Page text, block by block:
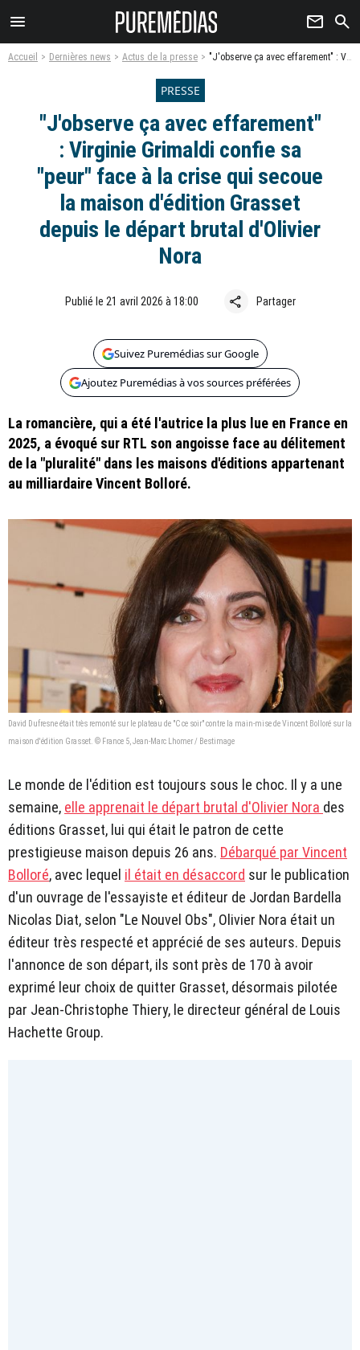
menu newsletter search
Accueil Dernières news Actus de la presse "J'observe ça avec effarement" : Virginie Grimaldi confie sa "peur" face à la crise qui secoue la maison d'édition Grasset depuis le départ brutal d'Olivier Nora
PRESSE
"J'observe ça avec effarement"
: Virginie Grimaldi confie sa
"peur" face à la crise qui secoue
la maison d'édition Grasset
depuis le départ brutal d'Olivier
Nora
Publié le 21 avril 2026 à 18:00 share Partager
Suivez Puremédias sur Google
Ajoutez Puremédias à vos sources préférées
La romancière, qui a été l'autrice la plus lue en France en
2025, a évoqué sur RTL son angoisse face au délitement
de la "pluralité" dans les maisons d'éditions appartenant
au milliardaire Vincent Bolloré.
David Dufresne était très remonté sur le plateau de "C ce soir" contre la main-mise de Vincent Bolloré sur la
maison d'édition Grasset. © France 5, Jean-Marc Lhomer / Bestimage
Le monde de l'édition est toujours sous le choc. Il y a une
semaine, elle apprenait le départ brutal d'Olivier Nora des
éditions Grasset, lui qui était le patron de cette
prestigieuse maison depuis 26 ans. Débarqué par Vincent
Bolloré, avec lequel il était en désaccord sur le publication
d'un ouvrage de l'essayiste et éditeur de Jordan Bardella
Nicolas Diat, selon "Le Nouvel Obs", Olivier Nora était un
éditeur très respecté et apprécié de ses auteurs. Depuis
l'annonce de son départ, ils sont près de 170 à avoir
exprimé leur choix de quitter Grasset, désormais pilotée
par Jean-Christophe Thiery, le directeur général de Louis
Hachette Group.